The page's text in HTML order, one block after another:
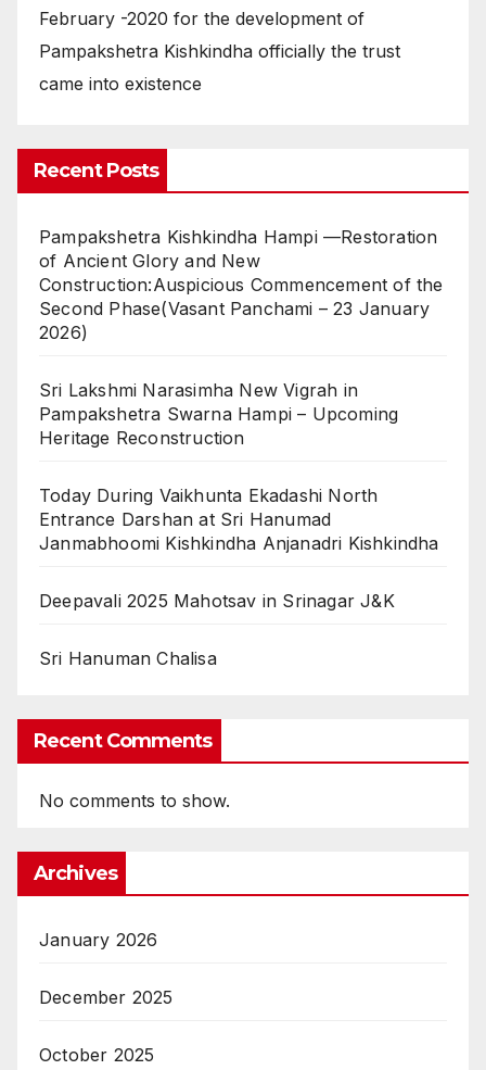
February -2020 for the development of
Pampakshetra Kishkindha officially the trust
came into existence
Recent Posts
Pampakshetra Kishkindha Hampi —Restoration
of Ancient Glory and New
Construction:Auspicious Commencement of the
Second Phase(Vasant Panchami – 23 January
2026)
Sri Lakshmi Narasimha New Vigrah in
Pampakshetra Swarna Hampi – Upcoming
Heritage Reconstruction
Today During Vaikhunta Ekadashi North
Entrance Darshan at Sri Hanumad
Janmabhoomi Kishkindha Anjanadri Kishkindha
Deepavali 2025 Mahotsav in Srinagar J&K
Sri Hanuman Chalisa
Recent Comments
No comments to show.
Archives
January 2026
December 2025
October 2025